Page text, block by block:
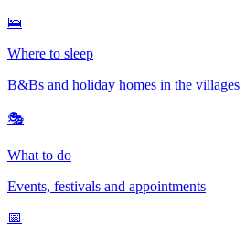
🛌
Where to sleep
B&Bs and holiday homes in the villages
🎭
What to do
Events, festivals and appointments
📅